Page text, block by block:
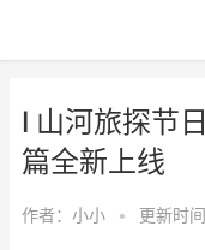
I 山河旅探节
篇全新上线
作者： 小小 • 更新时